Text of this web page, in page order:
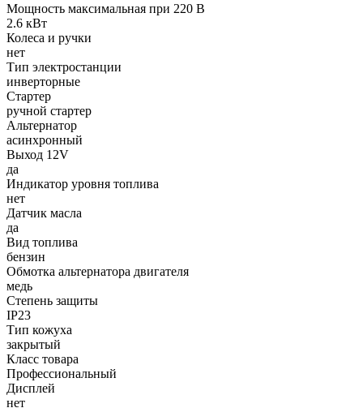
Мощность максимальная при 220 В
2.6 кВт
Колеса и ручки
нет
Тип электростанции
инверторные
Стартер
ручной стартер
Альтернатор
асинхронный
Выход 12V
да
Индикатор уровня топлива
нет
Датчик масла
да
Вид топлива
бензин
Обмотка альтернатора двигателя
медь
Степень защиты
IP23
Тип кожуха
закрытый
Класс товара
Профессиональный
Дисплей
нет